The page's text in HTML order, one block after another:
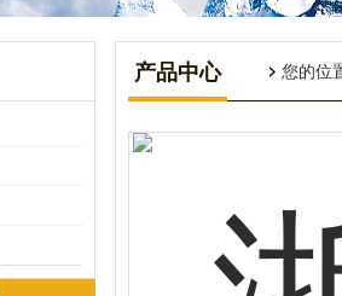
产品中心 您的位